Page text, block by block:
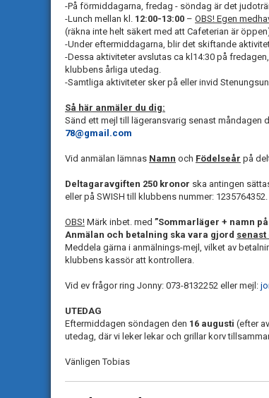
-På förmiddagarna, fredag - söndag är det
-Lunch mellan kl. 12:00-13:00 – OBS! Egen
(räkna inte helt säkert med att Cafeterian är
-Under eftermiddagarna, blir det skiftande
-Dessa aktiviteter avslutas ca kl14:30 på
klubbens årliga utedag.
-Samtliga aktiviteter sker på eller invid
Så här anmäler du dig:
Sänd ett mejl till lägeransvarig senast måndagen
78@gmail.com
Vid anmälan lämnas Namn och Födelseår på
Deltagaravgiften 250 kronor ska antingen
eller på SWISH till klubbens nummer: 1235764352.
OBS! Märk inbet. med ”Sommarläger + namn
Anmälan och betalning ska vara gjord senast
Meddela gärna i anmälnings-mejl, vilket av
klubbens kassör att kontrollera.
Vid ev frågor ring Jonny: 073-8132252 eller mejl:
UTEDAG
Eftermiddagen söndagen den 16 augusti (efter
utedag, där vi leker lekar och grillar korv
Vänligen Tobias